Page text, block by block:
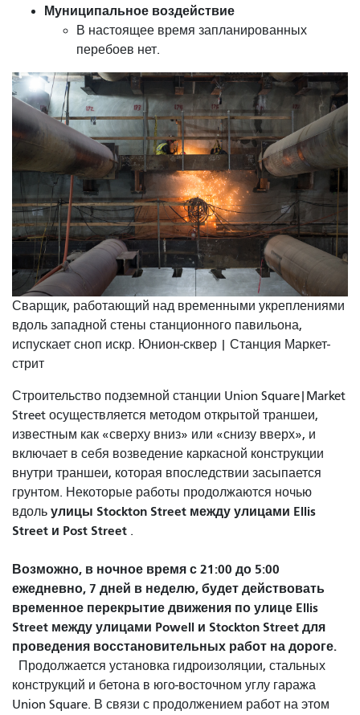
Муниципальное воздействие
В настоящее время запланированных
перебоев нет.
Сварщик, работающий над временными укреплениями
вдоль западной стены станционного павильона,
испускает сноп искр. Юнион-сквер | Станция Маркет-
стрит
Строительство подземной станции Union Square|Market
Street осуществляется методом открытой траншеи,
известным как «сверху вниз» или «снизу вверх», и
включает в себя возведение каркасной конструкции
внутри траншеи, которая впоследствии засыпается
грунтом. Некоторые работы продолжаются ночью
вдоль улицы Stockton Street между улицами Ellis
Street и Post Street .
Возможно, в ночное время с 21:00 до 5:00
ежедневно, 7 дней в неделю, будет действовать
временное перекрытие движения по улице Ellis
Street между улицами Powell и Stockton Street для
проведения восстановительных работ на дороге.
Продолжается установка гидроизоляции, стальных
конструкций и бетона в юго-восточном углу гаража
Union Square. В связи с продолжением работ на этом